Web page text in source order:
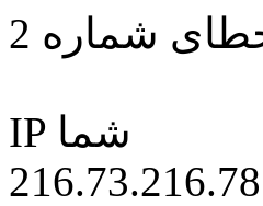
شماره 2
IP شما
216.73.216.78